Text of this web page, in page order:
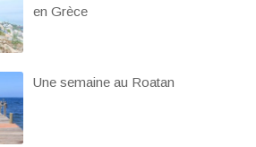
en Grèce
Une semaine au Roatan